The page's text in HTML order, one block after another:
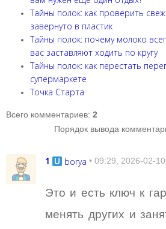
Тайны полок: как проверить
завернуто в пластик
Тайны полок: почему молоко
вас заставляют ходить по кругу
Тайны полок: как перестать
супермаркете
Точка Старта
Всего комментариев: 2
Порядок вывода
1 borya • 09:29, 2026-02-10
Это и есть ключ к
менять других и